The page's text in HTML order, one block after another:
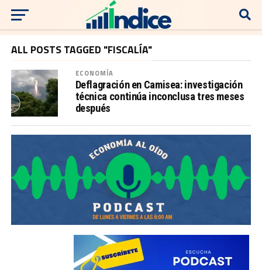
ALL POSTS TAGGED "FISCALÍA"
ECONOMÍA
Deflagración en Camisea: investigación
técnica continúa inconclusa tres meses
después